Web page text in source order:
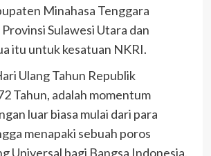
Minahasa Tenggara
Sulawesi Utara dan
itu untuk kesatuan NKRI.
Ulang Tahun Republik
Tahun, adalah momentum
luar biasa mulai dari para
menapaki sebuah poros
Universal bagi Bangsa Indonesia.